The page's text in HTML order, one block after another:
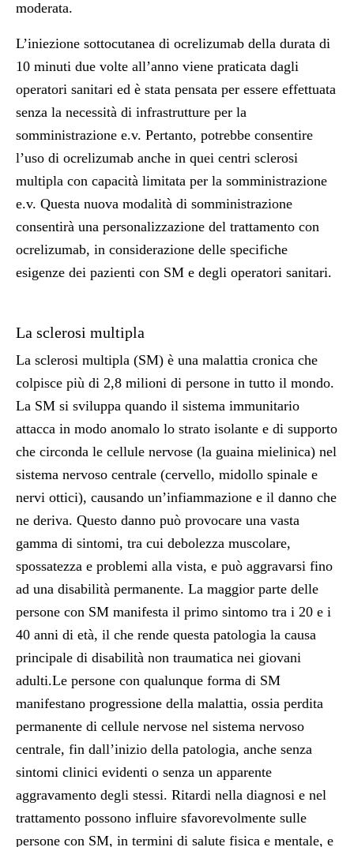
moderata.
L’iniezione sottocutanea di ocrelizumab della durata di
10 minuti due volte all’anno viene praticata dagli
operatori sanitari ed è stata pensata per essere effettuata
senza la necessità di infrastrutture per la
somministrazione e.v. Pertanto, potrebbe consentire
l’uso di ocrelizumab anche in quei centri sclerosi
multipla con capacità limitata per la somministrazione
e.v. Questa nuova modalità di somministrazione
consentirà una personalizzazione del trattamento con
ocrelizumab, in considerazione delle specifiche
esigenze dei pazienti con SM e degli operatori sanitari.
La sclerosi multipla
La sclerosi multipla (SM) è una malattia cronica che
colpisce più di 2,8 milioni di persone in tutto il mondo.
La SM si sviluppa quando il sistema immunitario
attacca in modo anomalo lo strato isolante e di supporto
che circonda le cellule nervose (la guaina mielinica) nel
sistema nervoso centrale (cervello, midollo spinale e
nervi ottici), causando un’infiammazione e il danno che
ne deriva. Questo danno può provocare una vasta
gamma di sintomi, tra cui debolezza muscolare,
spossatezza e problemi alla vista, e può aggravarsi fino
ad una disabilità permanente. La maggior parte delle
persone con SM manifesta il primo sintomo tra i 20 e i
40 anni di età, il che rende questa patologia la causa
principale di disabilità non traumatica nei giovani
adulti.Le persone con qualunque forma di SM
manifestano progressione della malattia, ossia perdita
permanente di cellule nervose nel sistema nervoso
centrale, fin dall’inizio della patologia, anche senza
sintomi clinici evidenti o senza un apparente
aggravamento degli stessi. Ritardi nella diagnosi e nel
trattamento possono influire sfavorevolmente sulle
persone con SM, in termini di salute fisica e mentale, e